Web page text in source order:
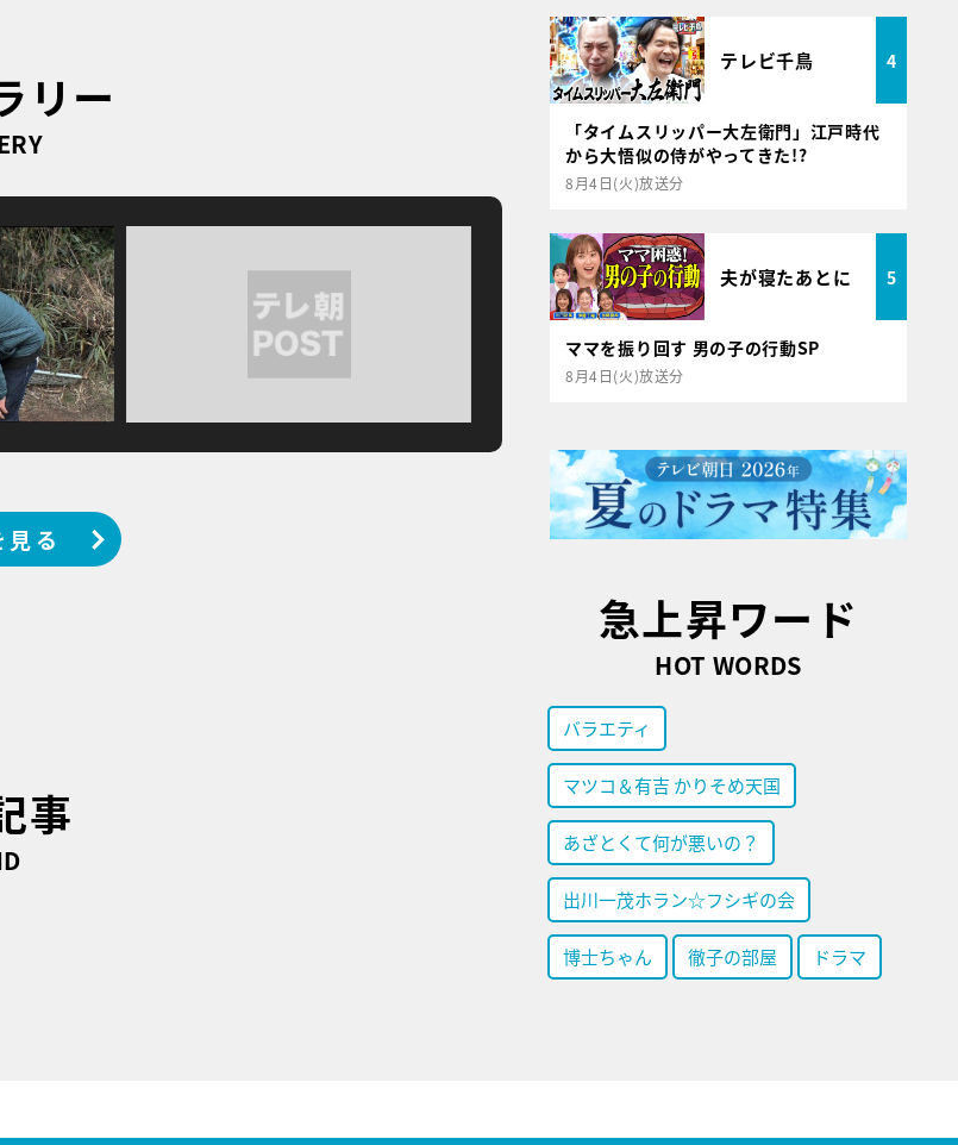
リー
る
事
テレビ千鳥 4
「タイムスリッパー大左衛門」江戸時代
から大悟似の侍がやってきた!?
8月4日(火)放送分
夫が寝たあとに 5
ママを振り回す 男の子の行動SP
8月4日(火)放送分
急上昇ワード
HOT WORDS
バラエティ
マツコ＆有吉 かりそめ天国
あざとくて何が悪いの？
出川一茂ホラン☆フシギの会
博士ちゃん 徹子の部屋 ドラマ